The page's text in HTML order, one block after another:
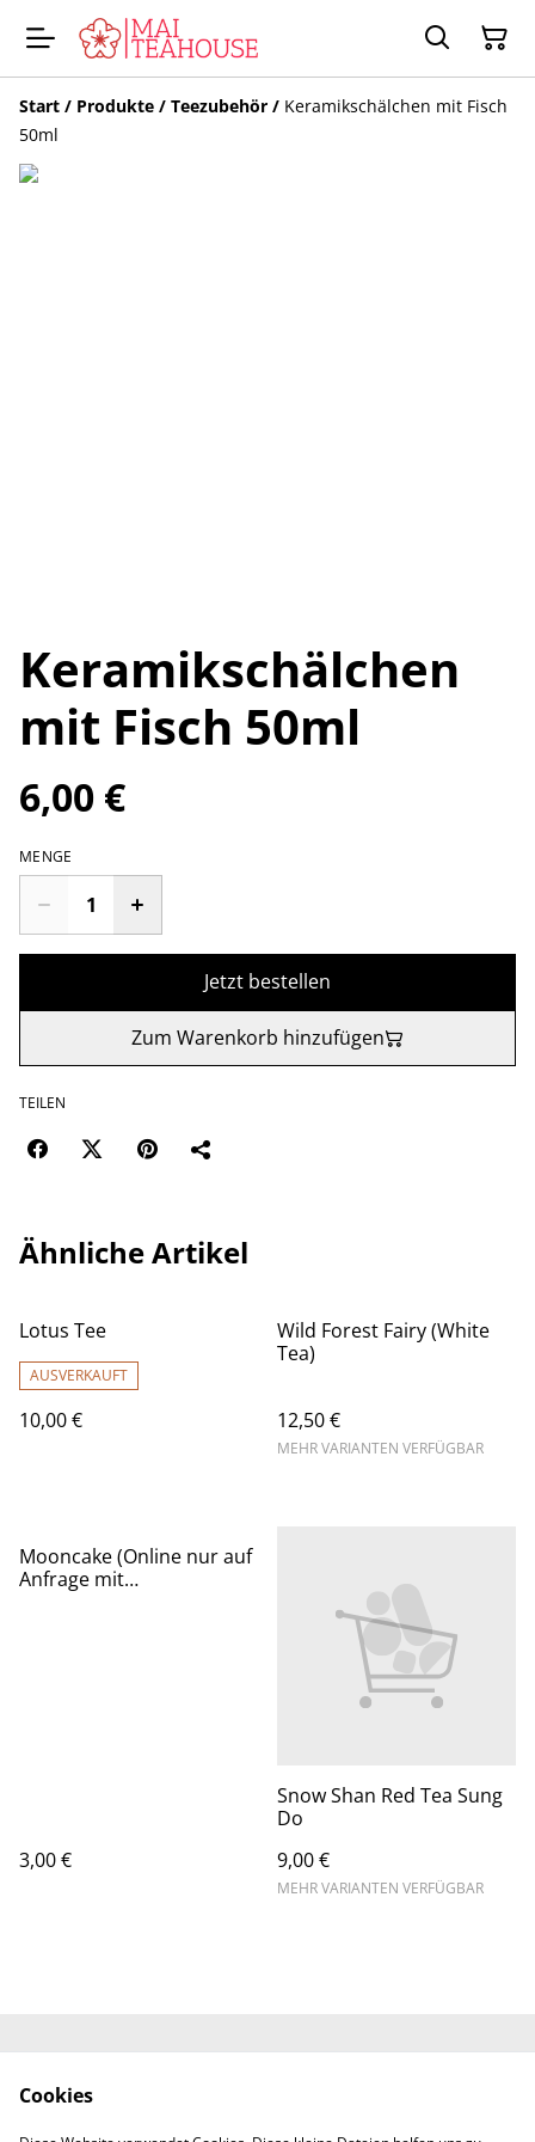
Start / Produkte / Teezubehör / Keramikschälchen mit Fisch
50ml
Keramikschälchen
mit Fisch 50ml
6,00 €
MENGE
Jetzt bestellen
Zum Warenkorb hinzufügen
TEILEN
Ähnliche Artikel
Lotus Tee
AUSVERKAUFT
10,00 €
Wild Forest Fairy (White
Tea)
12,50 €
MEHR VARIANTEN VERFÜGBAR
Mooncake (Online nur auf
Anfrage mit
3,00 €
Snow Shan Red Tea Sung
Do
9,00 €
MEHR VARIANTEN VERFÜGBAR
Cookies